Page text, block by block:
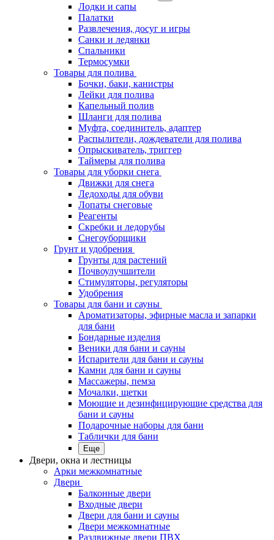
Лодки и сапы
Палатки
Развлечения, досуг и игры
Санки и ледянки
Спальники
Термосумки
Товары для полива
Бочки, баки, канистры
Лейки для полива
Капельный полив
Шланги для полива
Муфта, соединитель, адаптер
Распылители, дождеватели для полива
Опрыскиватель, триггер
Таймеры для полива
Товары для уборки снега
Движки для снега
Ледоходы для обуви
Лопаты снеговые
Реагенты
Скребки и ледорубы
Снегоуборщики
Грунт и удобрения
Грунты для растений
Почвоулучшители
Стимуляторы, регуляторы
Удобрения
Товары для бани и сауны
Ароматизаторы, эфирные масла и запарки
для бани
Бондарные изделия
Веники для бани и сауны
Испарители для бани и сауны
Камни для бани и сауны
Массажеры, пемза
Мочалки, щетки
Моющие и дезинфицирующие средства для
бани и сауны
Подарочные наборы для бани
Таблички для бани
Еще
Двери, окна и лестницы
Арки межкомнатные
Двери
Балконные двери
Входные двери
Двери для бани и сауны
Двери межкомнатные
Раздвижные двери ПВХ